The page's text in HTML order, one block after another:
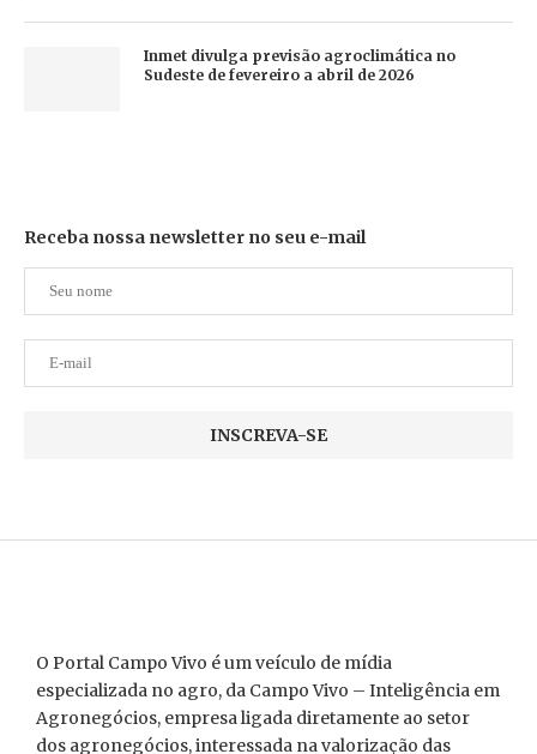
Inmet divulga previsão agroclimática no
Sudeste de fevereiro a abril de 2026
Receba nossa newsletter no seu e-mail
O Portal Campo Vivo é um veículo de mídia
especializada no agro, da Campo Vivo – Inteligência em
Agronegócios, empresa ligada diretamente ao setor
dos agronegócios, interessada na valorização das